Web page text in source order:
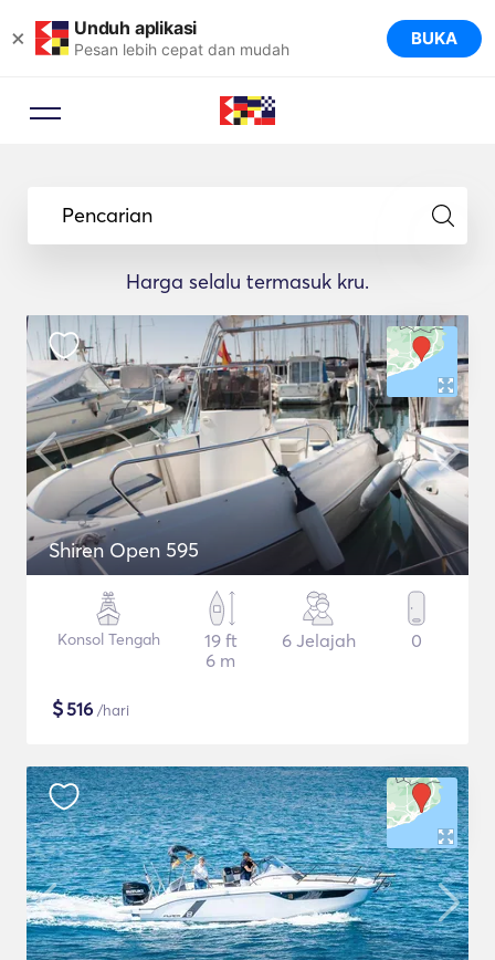
× Unduh aplikasi
Pesan lebih cepat dan mudah BUKA
Pencarian
Harga selalu termasuk kru.
Shiren Open 595
Konsol Tengah
19 ft
6 m
6 Jelajah 0
$516 /hari